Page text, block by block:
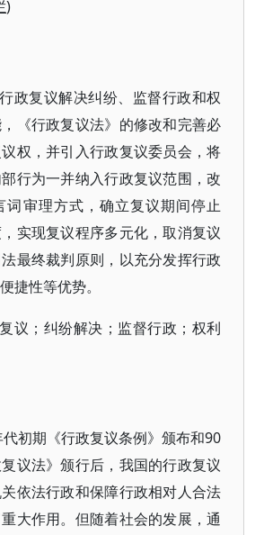
)
政复议解决纠纷、监督行政和权
《行政复议法》的修改和完善必
权，并引入行政复议委员会，将
行为一并纳入行政复议范围，改
词审理方式，确立复议期间停止
，实现复议程序多元化，取消复议
最终裁判原则，以充分发挥行政
捷性等优势。
议；纠纷解决；监督行政；权利
初期《行政复议条例》颁布和90
议法》颁行后，我国的行政复议
依法行政和保障行政相对人合法
大作用。但随着社会的发展，通